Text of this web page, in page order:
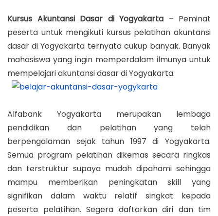
t
i
o
n
t
s
t
e
d
o
r
e
t
2
3
,
9
s
t
e
d
i
n
Kursus Akuntansi Dasar di Yogyakarta – Peminat
peserta untuk mengikuti kursus pelatihan akuntansi
dasar di Yogyakarta ternyata cukup banyak. Banyak
mahasiswa yang ingin memperdalam ilmunya untuk
mempelajari akuntansi dasar di Yogyakarta.
Alfabank Yogyakarta merupakan lembaga
pendidikan dan pelatihan yang telah
berpengalaman sejak tahun 1997 di Yogyakarta.
Semua program pelatihan dikemas secara ringkas
dan terstruktur supaya mudah dipahami sehingga
mampu memberikan peningkatan skill yang
signifikan dalam waktu relatif singkat kepada
peserta pelatihan. Segera daftarkan diri dan tim